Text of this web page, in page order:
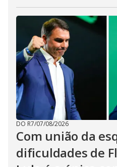
DO R7/07/08/2026
Com união da
dificuldades de